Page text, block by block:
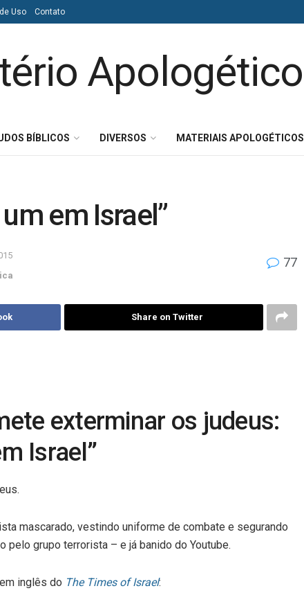
Uso Contato
BÍBLICOS DIVERSOS MATERIAIS APOLOGÉTICOS
em Israel”
77
Share on Twitter
exterminar os judeus:
Israel”
mascarado, vestindo uniforme de combate e segurando
pelo grupo terrorista – e já banido do Youtube.
inglês do The Times of Israel: